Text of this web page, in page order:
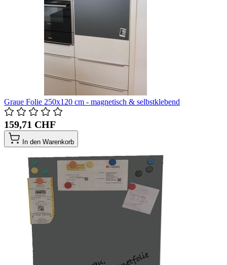
Graue Folie 250x120 cm - magnetisch & selbstklebend
159,71 CHF
In den Warenkorb